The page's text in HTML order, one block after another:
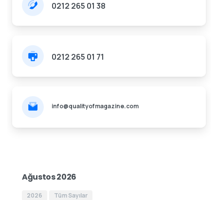
0212 265 01 38
0212 265 01 71
info@qualityofmagazine.com
Ağustos 2026
2026 Tüm Sayılar